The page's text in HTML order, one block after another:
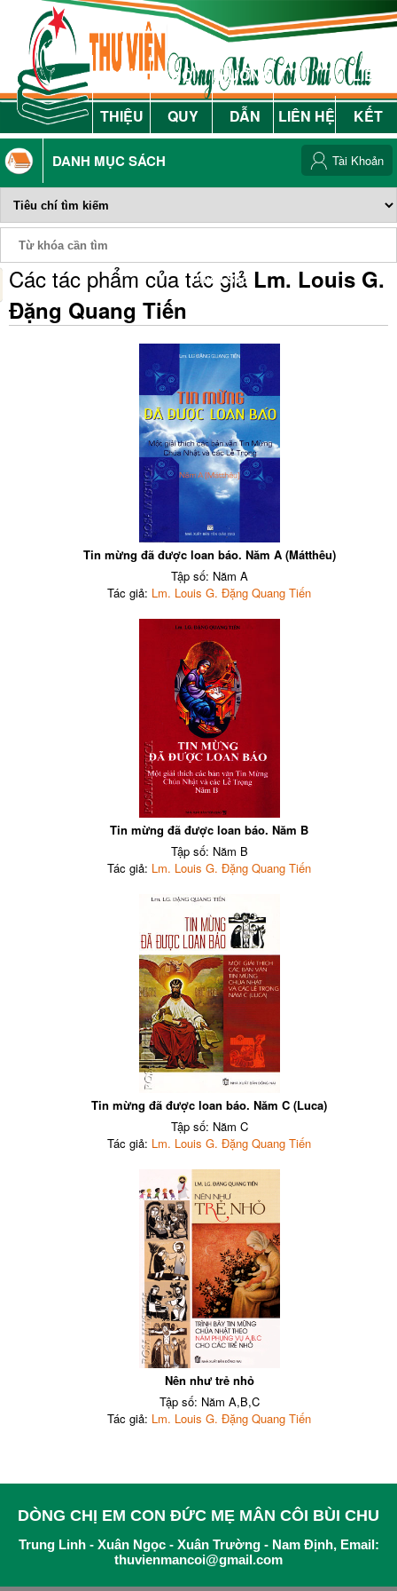
GIỚI
THIỆU
NỘI
QUY
HƯỚNG
DẪN
LIÊN HỆ
LIÊN
KẾT
DANH MỤC SÁCH
Phiếu Sách
Tài Khoản
Các tác phẩm của tác giả Lm. Louis G.
Đặng Quang Tiến
Tin mừng đã được loan báo. Năm A (Mátthêu)
Tập số: Năm A
Tác giả: Lm. Louis G. Đặng Quang Tiến
Tin mừng đã được loan báo. Năm B
Tập số: Năm B
Tác giả: Lm. Louis G. Đặng Quang Tiến
Tin mừng đã được loan báo. Năm C (Luca)
Tập số: Năm C
Tác giả: Lm. Louis G. Đặng Quang Tiến
Nên như trẻ nhỏ
Tập số: Năm A,B,C
Tác giả: Lm. Louis G. Đặng Quang Tiến
DÒNG CHỊ EM CON ĐỨC MẸ MÂN CÔI BÙI CHU
Trung Linh - Xuân Ngọc - Xuân Trường - Nam Định, Email:
thuvienmancoi@gmail.com